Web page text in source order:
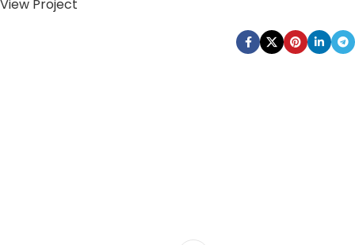
View Project